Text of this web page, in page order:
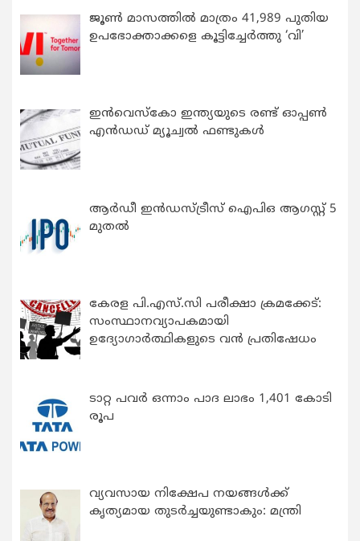
ജൂൺ മാസത്തിൽ മാത്രം 41,989 പുതിയ
ഉപഭോക്താക്കളെ കൂട്ടിച്ചേർത്തു ‘വി’
ഇന്‍വെസ്കോ ഇന്ത്യയുടെ രണ്ട് ഓപ്പണ്‍
എന്‍ഡഡ് മ്യൂച്വല്‍ ഫണ്ടുകള്‍
ആർഡീ ഇൻഡസ്ട്രീസ് ഐപിഒ ആഗസ്റ്റ് 5
മുതൽ
കേരള പി.എസ്.സി പരീക്ഷാ ക്രമക്കേട്:
സംസ്ഥാനവ്യാപകമായി
ഉദ്യോഗാര്‍ത്ഥികളുടെ വന്‍ പ്രതിഷേധം
ടാറ്റ പവർ ഒന്നാം പാദ ലാഭം 1,401 കോടി
രൂപ
വ്യവസായ നിക്ഷേപ നയങ്ങള്‍ക്ക്
കൃത്യമായ തുടര്‍ച്ചയുണ്ടാകും: മന്ത്രി